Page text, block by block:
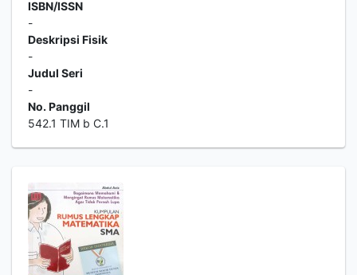
ISBN/ISSN
-
Deskripsi Fisik
-
Judul Seri
-
No. Panggil
542.1 TIM b C.1